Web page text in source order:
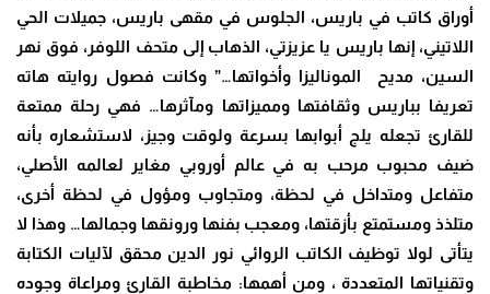
أوراق كاتب في باريس، الجلوس في مقهى باريس، جميلات الحي
اللاتيني، إنها باريس يا عزيزتي، الذهاب إلى متحف اللوفر، فوق نهر
السين، مديح الموناليزا وأخواتها…” وكانت فصول روايته هاته
تعريفا بباريس وثقافتها ومميزاتها ومآثرها… فهي رحلة ممتعة
للقارئ تجعله يلج أبوابها بسرعة ولوقت وجيز، لاستشعاره بأنه
ضيف محبوب مرحب به في عالم أوروبي مغاير لعالمه الأصلي،
متفاعل ومتداخل في لحظة، ومتجاوب ومؤول في لحظة أخرى،
متلذذ ومستمتع بأزقتها، ومعجب بفنها ورونقها وجمالها… وهذا لا
يتأتى لولا توظيف الكاتب الروائي نور الدين محقق لآليات الكتابة
وتقنياتها المتعددة ، ومن أهمها: مخاطبة القارئ ومراعاة وجوده